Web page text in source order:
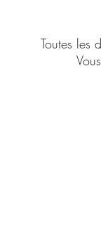
Toutes les